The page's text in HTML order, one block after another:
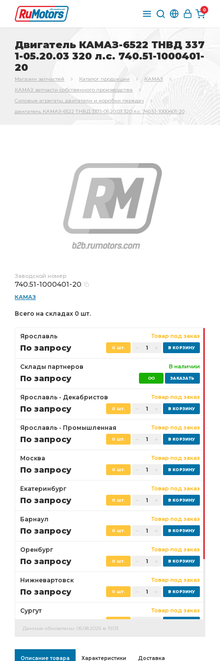
0
Двигатель КАМАЗ-6522 ТНВД 337
1-05.20.03 320 л.с. 740.51-1000401-
20
Магазин запчастей Каталог продукции
КАМАЗ
КАМАЗ запчасти собственного производства
Силовые агрегаты, двигатели и коробки передач
двигатель КАМАЗ-6522 ТНВД 3371-05.20.03 320 л.с. 740.51-1000401-20
Заводской номер
740.51-1000401-20
КАМАЗ
Всего на складах 0 шт.
Ярославль Товар под заказ
По запросу 0 шт.
Склады партнеров В наличии
По запросу
Ярославль - Декабристов Товар под заказ
По запросу 0 шт.
Ярославль - Промышленная Товар под заказ
По запросу 0 шт.
Москва Товар под заказ
По запросу 0 шт.
Екатеринбург Товар под заказ
По запросу 0 шт.
Барнаул Товар под заказ
По запросу 0 шт.
Оренбург Товар под заказ
По запросу 0 шт.
Нижневартовск Товар под заказ
По запросу 0 шт.
Сургут Товар под заказ
Данные обновлены: 06.08.2026 в 19:03
Описание товара Характеристики Доставка